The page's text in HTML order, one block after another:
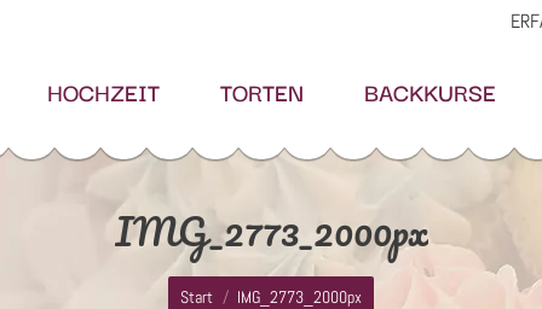
HOCHZEIT TORTEN BACKKURSE
IMG_2773_2000px
Sie befinden sich hier:
Start IMG_2773_2000px